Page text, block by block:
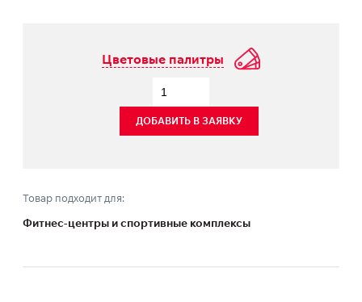
Цветовые палитры
ДОБАВИТЬ В ЗАЯВКУ
Товар подходит для:
Фитнес-центры и спортивные комплексы